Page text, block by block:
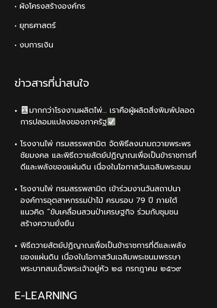
• ผังโครงสร้างองค์กร
• ยุทธศาสตร์
• งบการเงิน
ข่าวสารที่น่าสนใจ
มากกว่าโรงงานผลิตไพ่… เราคือผู้ผลิตสิ่งพิมพ์ปลอด
การปลอมแปลงของภาครัฐ
โรงงานไพ่ กรมสรรพสามิต จัดพิธีลงนามถวายพระพร
ชัยมงคล และพิธีถวายสัตย์ปฏิญาณเพื่อเป็นข้าราชการที่
ดีและพลังของแผ่นดิน เนื่องในโอกาสวันเฉลิมพระชนม
โรงงานไพ่ กรมสรรพสามิต เข้าร่วมงานวันสถาปนา
องค์การอุตสาหกรรมป่าไม้ ครบรอบ 79 ปี ภายใต้
แนวคิด “ขับเคลื่อนสวนป่าเศรษฐกิจ ร่วมกับชุมชน
สร้างความยั่งยืน
พิธีถวายสัตย์ปฏิญาณเพื่อเป็นข้าราชการที่ดีและพลัง
ของแผ่นดิน เนื่องในโอกาสวันเฉลิมพระชนมพรรษา
พระบาทสมเด็จพระเจ้าอยู่หัว ๒๘ กรกฎาคม ๒๕๖๙
E-LEARNING